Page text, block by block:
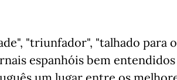
"triunfador", "talhado para o
espanhóis bem